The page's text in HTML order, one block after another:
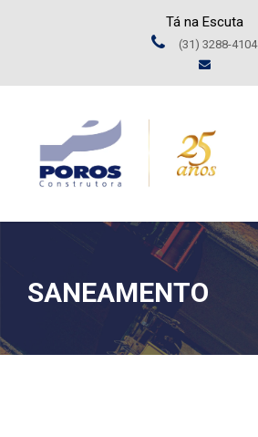
Tá na Escuta
(31) 3288-4104
SANEAMENTO